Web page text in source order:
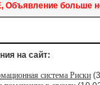
больше
на сайт:
система Риски